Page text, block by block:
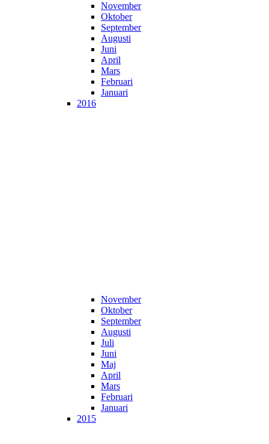
November
Oktober
September
Augusti
Juni
April
Mars
Februari
Januari
2016
November
Oktober
September
Augusti
Juli
Juni
Maj
April
Mars
Februari
Januari
2015